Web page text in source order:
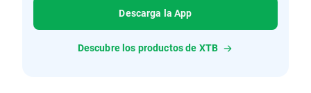
Descarga la App
Descubre los productos de XTB